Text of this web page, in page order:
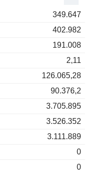
349.647
402.982
191.008
2,11
126.065,28
90.376,2
3.705.895
3.526.352
3.111.889
0
0